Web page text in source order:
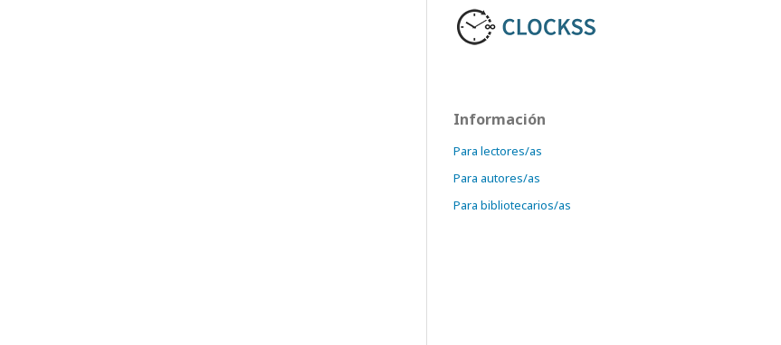
Información
Para lectores/as
Para autores/as
Para bibliotecarios/as